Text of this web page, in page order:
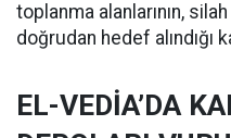
toplanma alanlarının,
doğrudan hedef alındığı
EL-VEDİA’DA